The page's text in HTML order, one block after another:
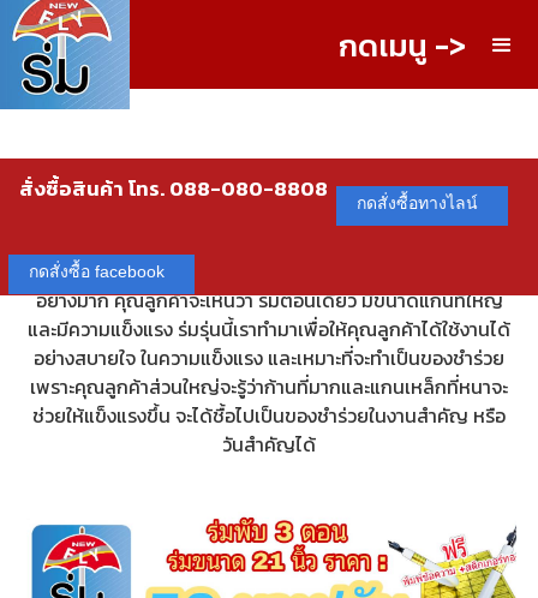
กดเมนู ->
สั่งซื้อสินค้า โทร. 088-080-8808 กดสั่งซื้อทางไลน์
กดสั่งซื้อ facebook
ร่มกันฝน ได้ดี เพราะเป็นร่มที่สุดยอดอีกรุ่นหนึ่งที่มีความนิยมเป็น
อย่างมาก คุณลูกค้าจะเห็นว่า ร่มตอนเดียว มีขนาดแกนที่ใหญ่
และมีความแข็งแรง ร่มรุ่นนี้เราทำมาเพื่อให้คุณลูกค้าได้ใช้งานได้
อย่างสบายใจ ในความแข็งแรง และเหมาะที่จะทำเป็นของชำร่วย
เพราะคุณลูกค้าส่วนใหญ่จะรู้ว่าก้านที่มากและแกนเหล็กที่หนาจะ
ช่วยให้แข็งแรงขึ้น จะได้ชื้อไปเป็นของชำร่วยในงานสำคัญ หรือ
วันสำคัญได้